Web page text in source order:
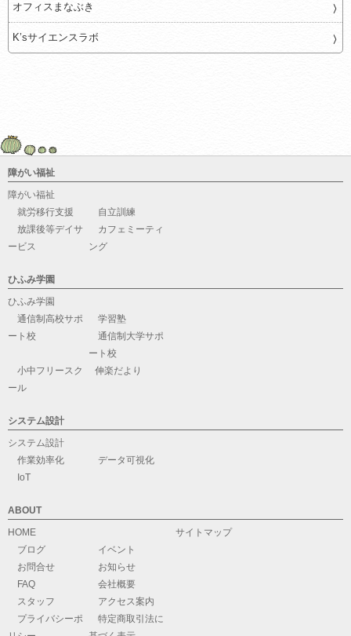
オフィスまなぶき
K’sサイエンスラボ
障がい福祉
障がい福祉
就労移行支援
自立訓練
放課後等デイサ
ービス
カフェミーティ
ング
ひふみ学園
ひふみ学園
通信制高校サポ
ート校
学習塾
通信制大学サポ
ート校
小中フリースク
ール
伸楽だより
システム設計
システム設計
作業効率化
データ可視化
IoT
ABOUT
HOME
ブログ
イベント
お問合せ
お知らせ
FAQ
会社概要
スタッフ
アクセス案内
プライバシーポ
特定商取引法に
サイトマップ